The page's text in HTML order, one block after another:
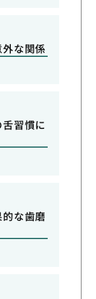
な関係
習慣に
な歯磨